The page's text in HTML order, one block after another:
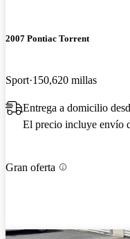
2007 Pontiac Torrent
Sport 150,620 millas
Entrega a domicilio
El precio incluye envío
Gran oferta